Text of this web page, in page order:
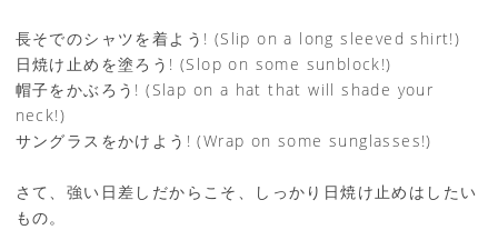
長そでのシャツを着よう! (Slip on a long sleeved shirt!)
日焼け止めを塗ろう! (Slop on some sunblock!)
帽子をかぶろう! (Slap on a hat that will shade your
neck!)
サングラスをかけよう! (Wrap on some sunglasses!)
さて、強い日差しだからこそ、しっかり日焼け止めはしたい
もの。